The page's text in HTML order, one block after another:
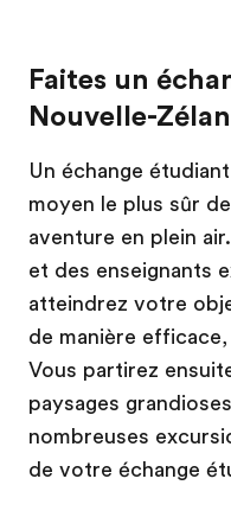
Faites un
Nouvelle-
Un échange
moyen le plus sûr
aventure en plein
et des enseignants
atteindrez votre
de manière
Vous partirez
paysages
nombreuses
de votre échange